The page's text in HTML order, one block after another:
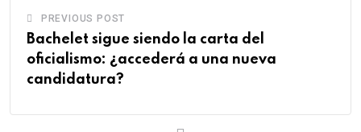
PREVIOUS POST
Bachelet sigue siendo la carta del
oficialismo: ¿accederá a una nueva
candidatura?